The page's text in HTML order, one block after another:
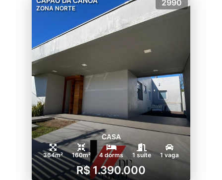
ZONA NORTE
2990
CASA
364m² 160m² 4 dorms 1 suíte 1 vaga
R$ 1.390.000